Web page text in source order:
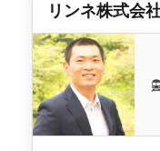
用途地域 近隣商業
施工会社 松村組
リンネ株式会